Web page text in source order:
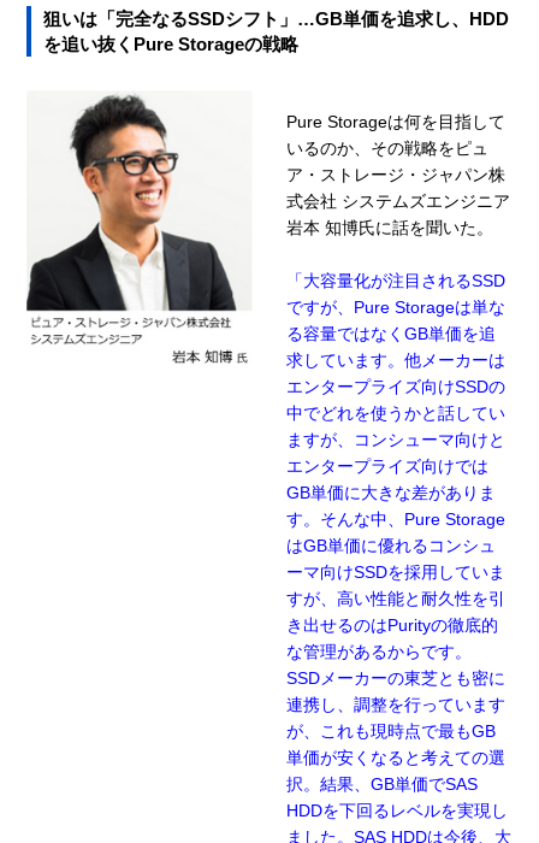
狙いは「完全なるSSDシフト」…GB単価を追求し、HDD
を追い抜くPure Storageの戦略
Pure Storageは何を目指して
いるのか、その戦略をピュ
ア・ストレージ・ジャパン株
式会社 システムズエンジニア
岩本 知博氏に話を聞いた。
「大容量化が注目されるSSD
ですが、Pure Storageは単な
る容量ではなくGB単価を追
求しています。他メーカーは
エンタープライズ向けSSDの
中でどれを使うかと話してい
ますが、コンシューマ向けと
エンタープライズ向けでは
GB単価に大きな差がありま
す。そんな中、Pure Storage
はGB単価に優れるコンシュ
ーマ向けSSDを採用していま
すが、高い性能と耐久性を引
き出せるのはPurityの徹底的
な管理があるからです。
SSDメーカーの東芝とも密に
連携し、調整を行っています
が、これも現時点で最もGB
単価が安くなると考えての選
択。結果、GB単価でSAS
HDDを下回るレベルを実現し
ました。SAS HDDは今後、大